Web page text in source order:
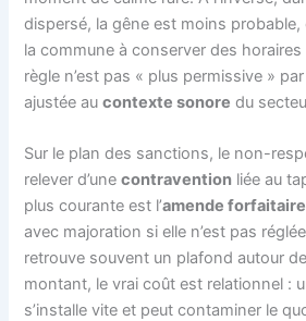
dispersé, la gêne est moins
la commune à conserver des
règle n’est pas « plus permissive »
ajustée aucontexte sonore du
Sur le plan des sanctions, le non-
relever d’unecontravention liée au
plus courante est l’amende forfaitaire
avec majoration si elle n’est pas
retrouve souvent un plafond autour
montant, le vrai coût est relationnel :
s’installe vite et peut contaminer le